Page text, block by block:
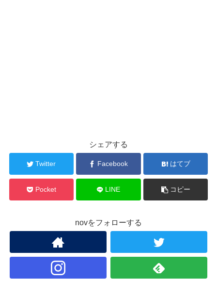
シェアする
Twitter Facebook はてブ
Pocket LINE コピー
novをフォローする